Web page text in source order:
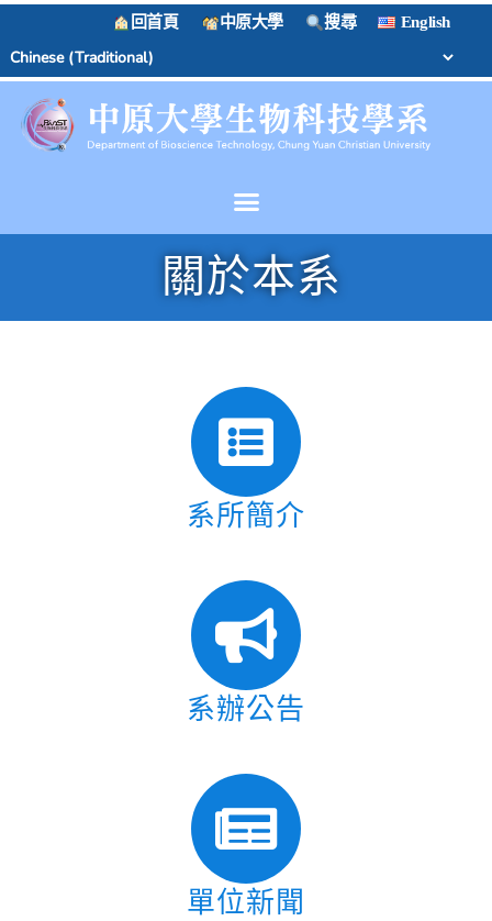
回首頁 中原大學 搜尋 English
關於本系
系所簡介
系辦公告
單位新聞